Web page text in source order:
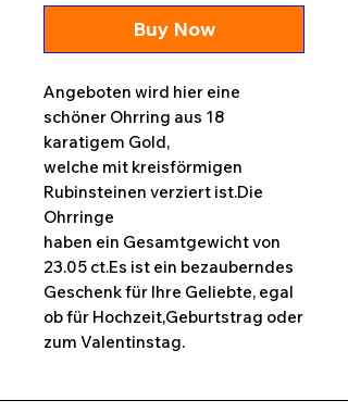
Buy Now
Angeboten wird hier eine
schöner Ohrring aus 18
karatigem Gold,
welche mit kreisförmigen
Rubinsteinen verziert ist.Die
Ohrringe
haben ein Gesamtgewicht von
23.05 ct.Es ist ein bezauberndes
Geschenk für Ihre Geliebte, egal
ob für Hochzeit,Geburtstrag oder
zum Valentinstag.